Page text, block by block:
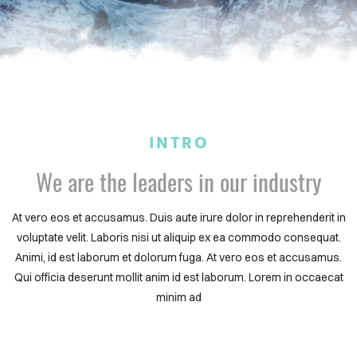
INTRO
We are the leaders in our industry
At vero eos et accusamus. Duis aute irure dolor in reprehenderit in
voluptate velit. Laboris nisi ut aliquip ex ea commodo consequat.
Animi, id est laborum et dolorum fuga. At vero eos et accusamus.
Qui officia deserunt mollit anim id est laborum. Lorem in occaecat
minim ad